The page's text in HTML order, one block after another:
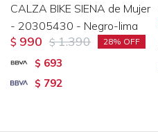
CALZA BIKE SIENA de Mujer
- 20305430 - Negro-lima
$ 990 $ 1.390 28
$ 693
$ 792